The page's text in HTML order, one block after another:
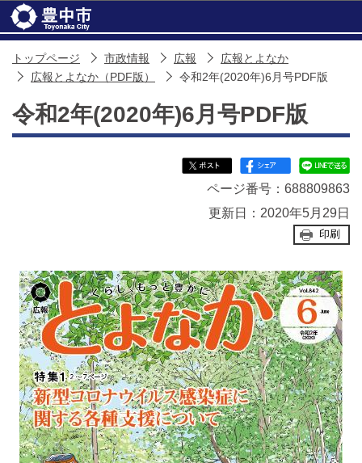
トップページ 市政情報 広報
広報とよなか
広報とよなか（PDF版）
令和2年(2020年)6月号PDF版
令和2年(2020年)6月号PDF版
ページ番号：688809863
更新日：2020年5月29日
印刷